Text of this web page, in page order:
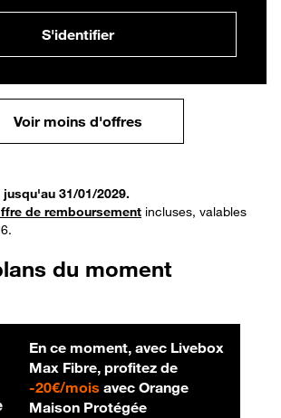
S'identifier
Voir moins d'offres
31/01/2029.
de remboursement incluses, valables
du moment
En ce moment, avec Livebox
Max Fibre, profitez de
-20€/mois20 € par mois
avec Orange
Maison Protégée